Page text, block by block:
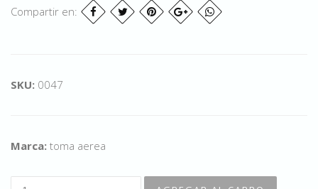
Compartir en:
SKU: 0047
Marca: toma aerea